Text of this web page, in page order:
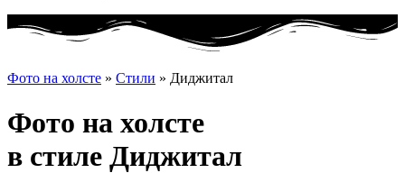
Фото на холсте » Стили » Диджитал
Фото на холсте
в стиле Диджитал